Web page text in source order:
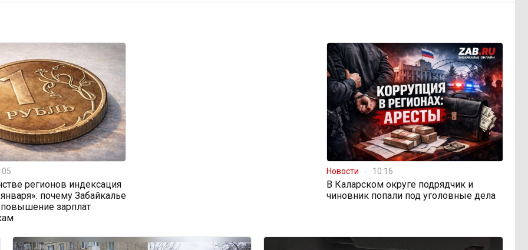
регионов индексация
почему Забайкалье
зарплат
Новости 10:16
В Каларском округе подрядчик и
чиновник попали под уголовные дела